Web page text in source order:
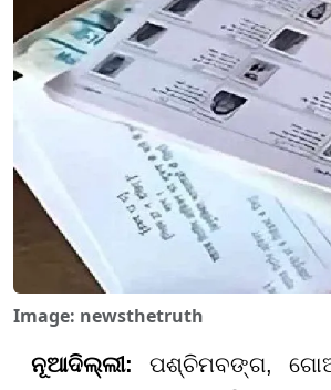
Image: newsthetruth
ନୂଆଦିଲ୍ଲୀ: ପଶ୍ଚିମବଙ୍ଗ,